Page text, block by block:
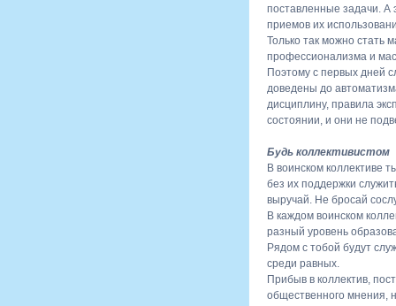
поставленные задачи. А
приемов их
Только так можно стать
профессионализма и
Поэтому с первых дней
доведены до
дисциплину, правила
состоянии, и они не
Будь коллективистом
В воинском коллективе
без их поддержки
выручай. Не бросай
В каждом воинском
разный уровень
Рядом с тобой будут
среди равных.
Прибыв в коллектив,
общественного мнения,